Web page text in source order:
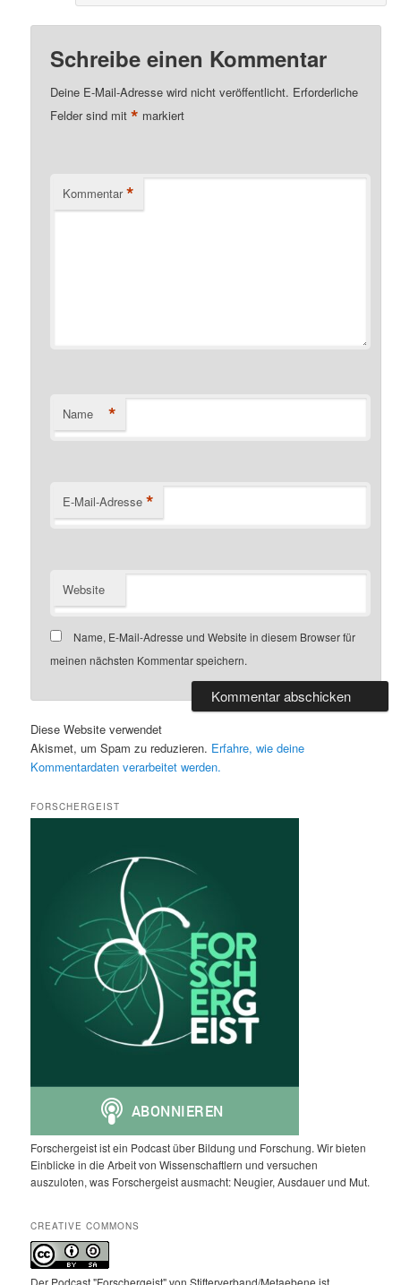
Schreibe einen Kommentar
Deine E-Mail-Adresse wird nicht veröffentlicht. Erforderliche
Felder sind mit* markiert
Kommentar *
Name *
E-Mail-Adresse *
Website
Name, E-Mail-Adresse und Website in diesem Browser für
meinen nächsten Kommentar speichern.
Diese Website verwendet
Akismet, um Spam zu reduzieren. Erfahre, wie deine
Kommentardaten verarbeitet werden.
FORSCHERGEIST
Forschergeist ist ein Podcast über Bildung und Forschung. Wir bieten
Einblicke in die Arbeit von Wissenschaftlern und versuchen
auszuloten, was Forschergeist ausmacht: Neugier, Ausdauer und Mut.
CREATIVE COMMONS